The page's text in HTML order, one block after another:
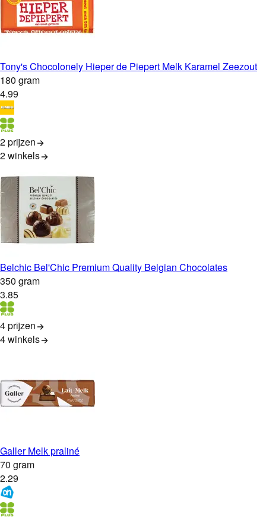
Tony's Chocolonely Hieper de Piepert Melk Karamel Zeezout
180 gram
4.99
2 prijzen
2winkels
Belchic Bel'Chic Premium Quality Belgian Chocolates
350 gram
3.85
4 prijzen
4winkels
Galler Melk praliné
70 gram
2.29